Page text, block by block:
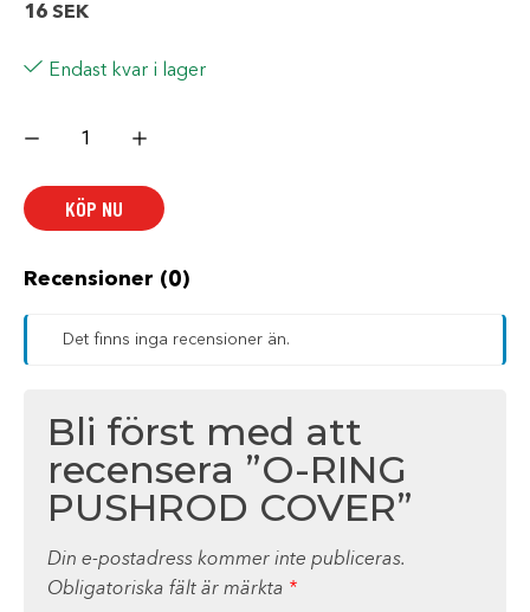
16 SEK
Endast kvar i lager
RING
mängd
KÖP NU
Recensioner (0)
Det finns inga recensioner än.
Bli först med att
recensera ”O-RING
PUSHROD COVER”
Din e-postadress kommer inte publiceras.
Obligatoriska fält är märkta *